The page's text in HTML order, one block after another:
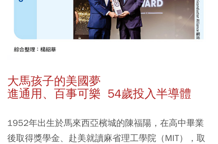
大馬孩子的美國夢
進通用、百事可樂 54歲投入半導體
1952年出生於馬來西亞檳城的陳福陽，在高中畢業
後取得獎學金、赴美就讀麻省理工學院（MIT），取